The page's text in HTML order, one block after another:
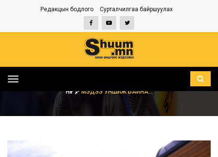
Редакцын бодлого Сурталчилгаа байршуулах
Toggle
НҮҮР МЭДЭЭ УНШИЖ БАЙНА...